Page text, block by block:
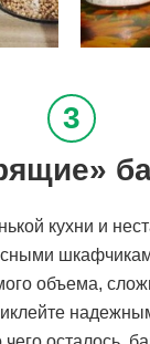
кухни и
объема,